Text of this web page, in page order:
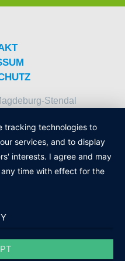
Stendal
tracking technologies to
services, and to display
interests. I agree and may
time with effect for the